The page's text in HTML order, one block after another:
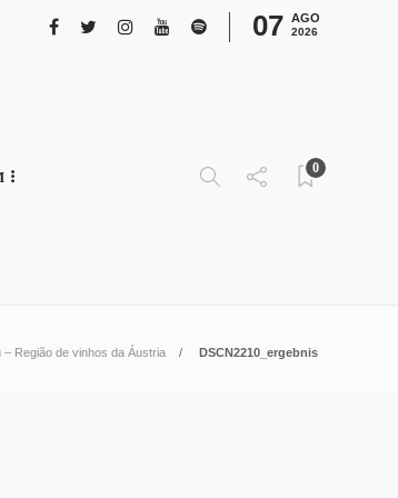
07 AGO
2026
0
– Região de vinhos da Áustria DSCN2210_ergebnis